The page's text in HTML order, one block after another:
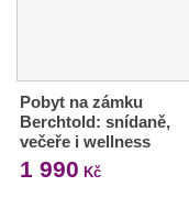
Pobyt na zámku
Berchtold: snídaně,
večeře i wellness
1 990 Kč